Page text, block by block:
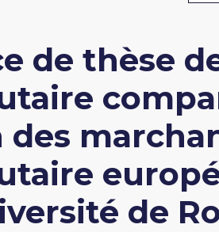
de thèse
de